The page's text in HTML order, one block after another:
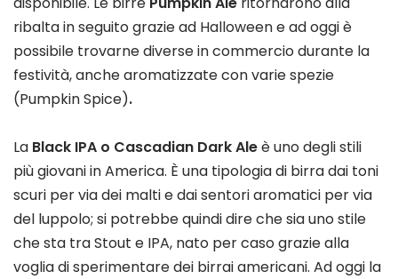
ribalta in seguito grazie ad Halloween e ad oggi è
possibile trovarne diverse in commercio durante la
festività, anche aromatizzate con varie spezie
(Pumpkin Spice).
La Black IPA o Cascadian Dark Aleè uno degli stili
più giovani in America. È una tipologia di birra dai toni
scuri per via dei malti e dai sentori aromatici per via
del luppolo; si potrebbe quindi dire che sia uno stile
che sta tra Stout e IPA, nato per caso grazie alla
voglia di sperimentare dei birrai americani. Ad oggi la